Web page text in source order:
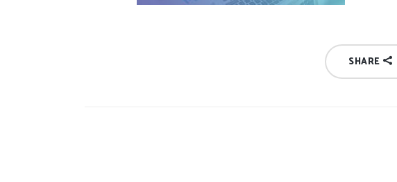
SHARE